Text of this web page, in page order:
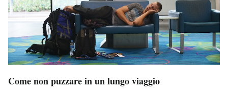
Come non puzzare in un lungo viaggio